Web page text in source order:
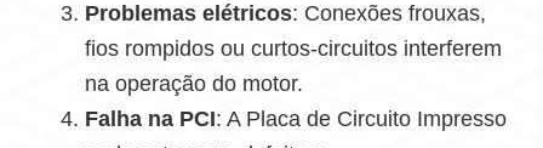
Problemas elétricos: Conexões frouxas,
fios rompidos ou curtos-circuitos interferem
na operação do motor.
Falha na PCI: A Placa de Circuito Impresso